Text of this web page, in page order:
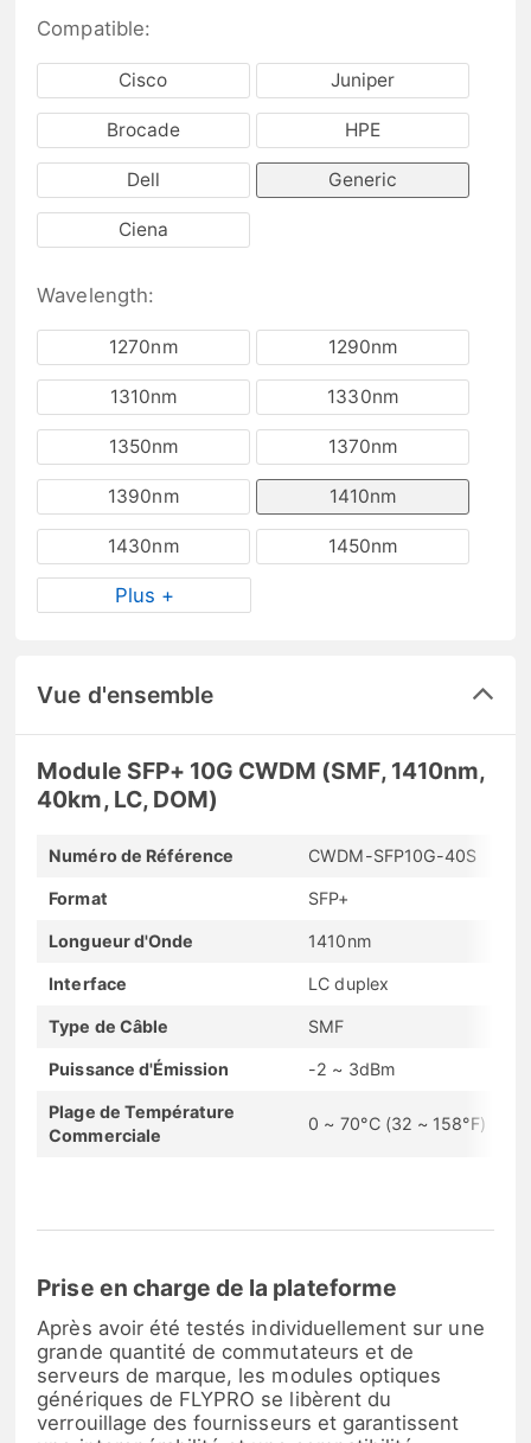
Compatible:
Cisco Juniper
Brocade HPE
Dell Generic
Ciena
Wavelength:
1270nm 1290nm
1310nm 1330nm
1350nm 1370nm
1390nm 1410nm
1430nm 1450nm
Plus +
Vue d'ensemble
Module SFP+ 10G CWDM (SMF, 1410nm,
40km, LC, DOM)
Numéro de Référence CWDM-SFP10G-40S
Format SFP+
Longueur d'Onde 1410nm
Interface LC duplex
Type de Câble SMF
Puissance d'Émission -2 ~ 3dBm
Plage de Température
Commerciale
0 ~ 70°C (32 ~ 158°F)
Prise en charge de la plateforme
Après avoir été testés individuellement sur une
grande quantité de commutateurs et de
serveurs de marque, les modules optiques
génériques de FLYPRO se libèrent du
verrouillage des fournisseurs et garantissent